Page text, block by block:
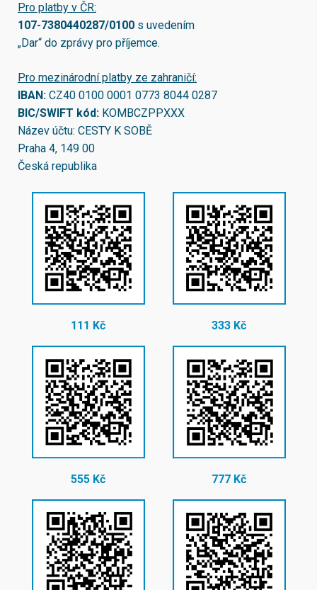
Pro platby v ČR:
107-7380440287/0100 s uvedením
„Dar“ do zprávy pro příjemce.
Pro mezinárodní platby ze zahraničí:
IBAN: CZ40 0100 0001 0773 8044 0287
BIC/SWIFT kód: KOMBCZPPXXX
Název účtu: CESTY K SOBĚ
Praha 4, 149 00
Česká republika
111 Kč 333 Kč
555 Kč 777 Kč